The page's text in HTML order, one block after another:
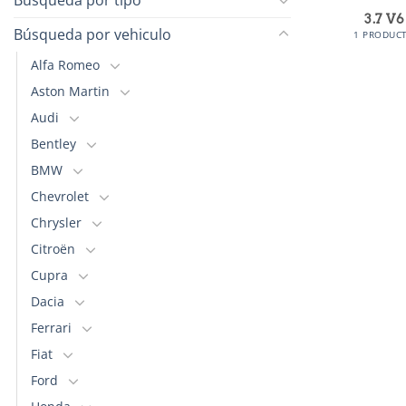
Búsqueda por vehiculo
Alfa Romeo
Aston Martin
Audi
Bentley
BMW
Chevrolet
Chrysler
Citroën
Cupra
Dacia
Ferrari
Fiat
Ford
3.7 V6
1